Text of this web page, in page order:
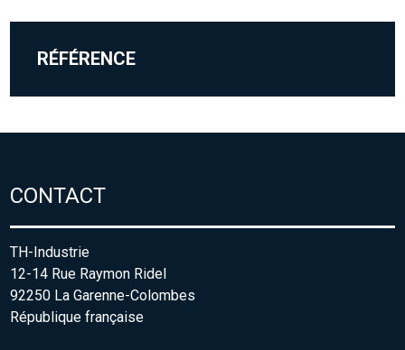
RÉFÉRENCE
CONTACT
TH-Industrie
12-14 Rue Raymon Ridel
92250 La Garenne-Colombes
République française